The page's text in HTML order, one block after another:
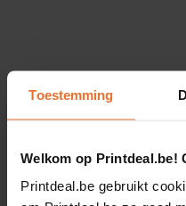
Toestemming
Welkom op Printdeal.be!
Printdeal.be gebruikt